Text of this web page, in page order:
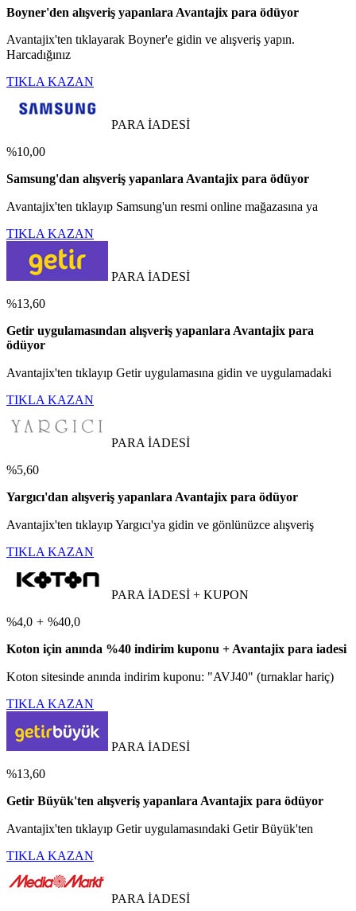
Boyner'den alışveriş yapanlara Avantajix para ödüyor
Avantajix'ten tıklayarak Boyner'e gidin ve alışveriş yapın.
Harcadığınız
TIKLA KAZAN
PARA İADESİ
%10,00
Samsung'dan alışveriş yapanlara Avantajix para ödüyor
Avantajix'ten tıklayıp Samsung'un resmi online mağazasına ya
TIKLA KAZAN
PARA İADESİ
%13,60
Getir uygulamasından alışveriş yapanlara Avantajix para
ödüyor
Avantajix'ten tıklayıp Getir uygulamasına gidin ve uygulamadaki
TIKLA KAZAN
PARA İADESİ
%5,60
Yargıcı'dan alışveriş yapanlara Avantajix para ödüyor
Avantajix'ten tıklayıp Yargıcı'ya gidin ve gönlünüzce alışveriş
TIKLA KAZAN
PARA İADESİ + KUPON
%4,0 + %40,0
Koton için anında %40 indirim kuponu + Avantajix para iadesi
Koton sitesinde anında indirim kuponu: "AVJ40" (tırnaklar hariç)
TIKLA KAZAN
PARA İADESİ
%13,60
Getir Büyük'ten alışveriş yapanlara Avantajix para ödüyor
Avantajix'ten tıklayıp Getir uygulamasındaki Getir Büyük'ten
TIKLA KAZAN
PARA İADESİ